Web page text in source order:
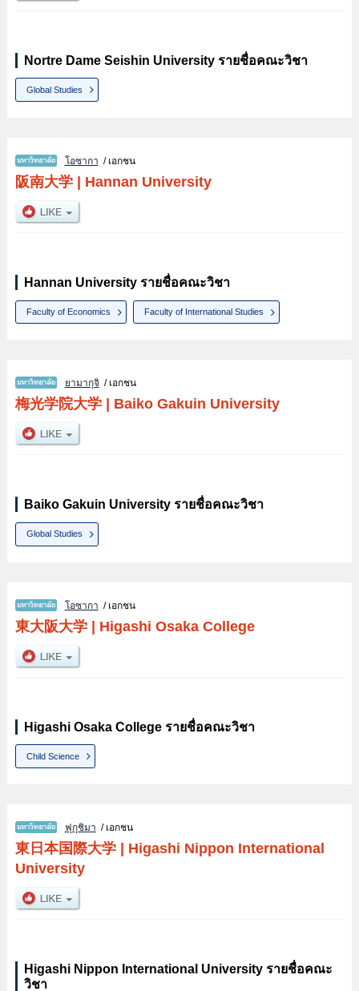
Nortre Dame Seishin University รายชื่อคณะวิชา
Global Studies
โอซากา / เอกชน
阪南大学| Hannan University
Hannan University รายชื่อคณะวิชา
Faculty of Economics Faculty of International Studies
ยามากุจิ / เอกชน
梅光学院大学| Baiko Gakuin University
Baiko Gakuin University รายชื่อคณะวิชา
Global Studies
โอซากา / เอกชน
東大阪大学| Higashi Osaka College
Higashi Osaka College รายชื่อคณะวิชา
Child Science
ฟุกุชิมา / เอกชน
東日本国際大学| Higashi Nippon International
University
Higashi Nippon International University รายชื่อคณะ
วิชา